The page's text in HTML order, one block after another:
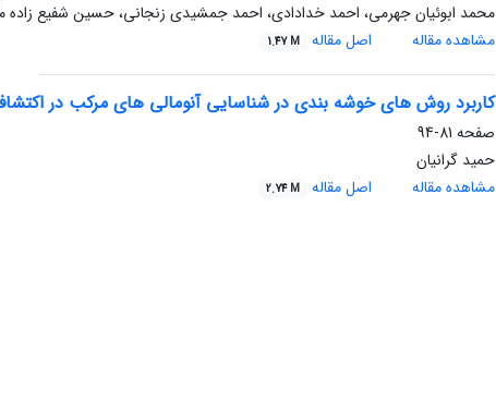
محمد ابوئیان جهرمی، احمد خدادادی، احمد جمشیدی زنجانی، حسین شفیع زاده
مشاهده مقاله
اصل مقاله 1.47 M
کاربرد روش های خوشه بندی در شناسایی آنومالی های مرکب در
صفحه 81-94
حمید گرانیان
مشاهده مقاله
اصل مقاله 2.74 M